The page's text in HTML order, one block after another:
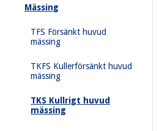
Mässing
TFS Försänkt huvud
mässing
TKFS Kullerförsänkt huvud
mässing
TKS Kullrigt huvud
mässing